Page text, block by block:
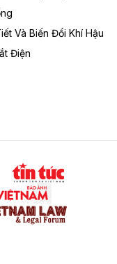
thuê gần 59 ha
nghệ cao Long
làm cao tốc
khi hình thành
núi phía Bắc
Sơn.
dựng cao
Và Biến Đổi Khí Hậu
Điện